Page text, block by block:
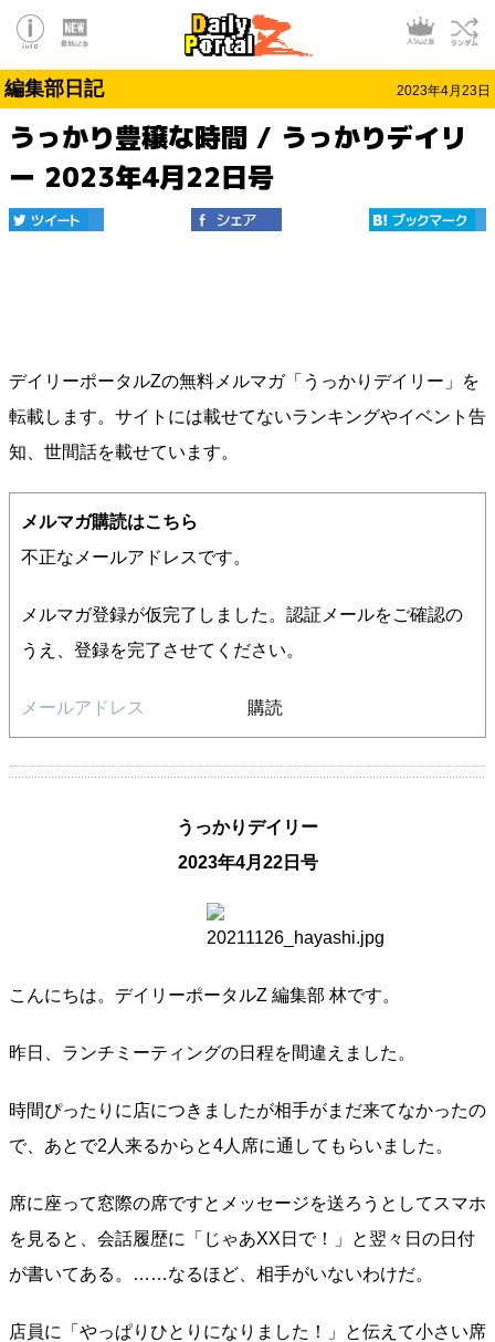
編集部日記 2023年4月23日
うっかり豊穣な時間 / うっかりデイリ
ー 2023年4月22日号
デイリーポータルZの無料メルマガ「うっかりデイリー」を
転載します。サイトには載せてないランキングやイベント告
知、世間話を載せています。
メルマガ購読はこちら
不正なメールアドレスです。
メルマガ登録が仮完了しました。認証メールをご確認の
うえ、登録を完了させてください。
購読
うっかりデイリー
2023年4月22日号
こんにちは。デイリーポータルZ 編集部 林です。
昨日、ランチミーティングの日程を間違えました。
時間ぴったりに店につきましたが相手がまだ来てなかったの
で、あとで2人来るからと4人席に通してもらいました。
席に座って窓際の席ですとメッセージを送ろうとしてスマホ
を見ると、会話履歴に「じゃあXX日で！」と翌々日の日付
が書いてある。……なるほど、相手がいないわけだ。
店員に「やっぱりひとりになりました！」と伝えて小さい席